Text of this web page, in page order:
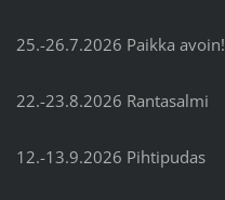
25.-26.7.2026 Paikka avoin!
22.-23.8.2026 Rantasalmi
12.-13.9.2026 Pihtipudas